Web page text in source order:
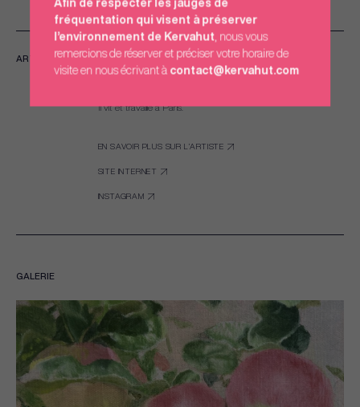
ARTISTES Yann Lacroix
Il vit et travaille à Paris.
EN SAVOIR PLUS SUR L’ARTISTE
SITE INTERNET
INSTAGRAM
GALERIE
Afin de respecter les jauges de
fréquentation qui visent à préserver
l’environnement de Kervahut , nous vous
remercions de réserver et préciser votre horaire de
visite en nous écrivant à contact@kervahut.com